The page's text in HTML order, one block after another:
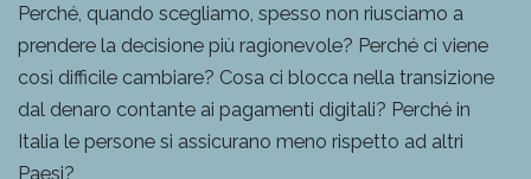
Perché, quando scegliamo, spesso non riusciamo a
prendere la decisione più ragionevole? Perché ci viene
così difficile cambiare? Cosa ci blocca nella transizione
dal denaro contante ai pagamenti digitali? Perché in
Italia le persone si assicurano meno rispetto ad altri
Paesi?